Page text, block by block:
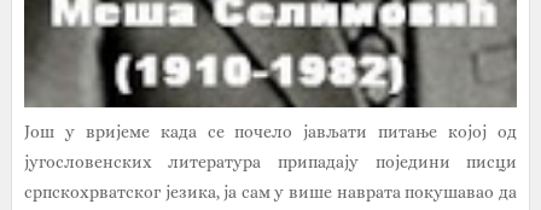
Још у вријеме када се почело јављати питање којој од
југословенских литература припадају поједини писци
српскохрватског језика, ја сам у више наврата покушавао да